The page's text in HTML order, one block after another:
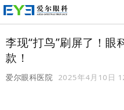
李现“打鸟”刷屏了！眼
款！
爱尔眼科医院 2025年4月10日